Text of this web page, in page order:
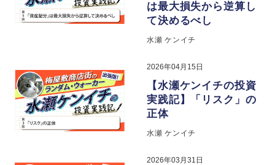
は最大損失から逆算し
て決めるべし
水瀬 ケンイチ
2026年04月15日
【水瀬ケンイチの投資
実践記】「リスク」の
正体
水瀬 ケンイチ
2026年03月31日